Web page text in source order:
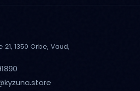
21, 1350 Orbe, Vaud,